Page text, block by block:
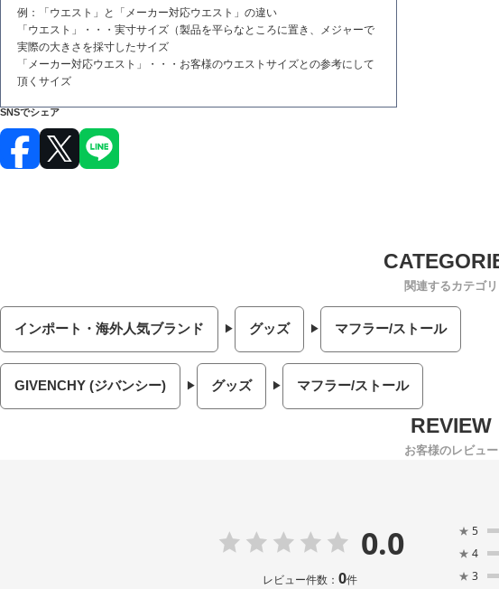
例：「ウエスト」と「メーカー対応ウエスト」の違い
「ウエスト」・・・実寸サイズ（製品を平らなところに置き、メジャーで
実際の大きさを採寸したサイズ
「メーカー対応ウエスト」・・・お客様のウエストサイズとの参考にして
頂くサイズ
SNSでシェア
関連するカテゴリ
インポート・海外人気ブランド グッズ マフラー/ストール
GIVENCHY (ジバンシー) グッズ マフラー/ストール
お客様のレビュー
0.0
レビュー件数： 0件
★ 5
★ 4
★ 3